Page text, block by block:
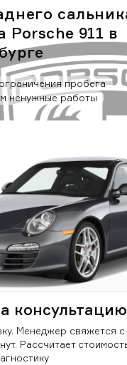
Porsche 911 в
пробега
ненужные работы
консультацию
Менеджер свяжется
Рассчитает